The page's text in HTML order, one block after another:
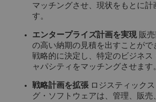
マッチングさせ、現状をもとに計
す。
エンタープライズ計画を実現 販
の高い納期の見積を出すことがで
戦略的に決定し、特定のビジネス
ャパシティをマッチングさせます
戦略計画を拡張 ロジスティック
グ・ソフトウェアは、管理、販売